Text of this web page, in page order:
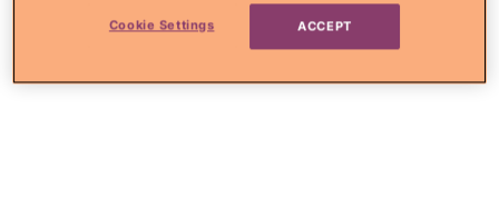
Cookie Settings ACCEPT